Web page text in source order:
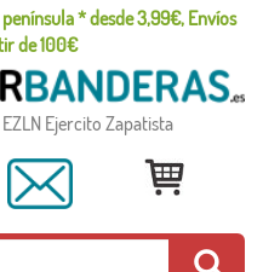
* desde 3,99€, Envíos
de 100€
Ejercito Zapatista